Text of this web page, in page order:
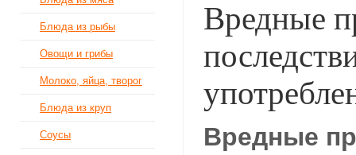
Блюда из рыбы
Овощи и грибы
Молоко, яйца, творог
Блюда из круп
Соусы
Вредные
Вредные